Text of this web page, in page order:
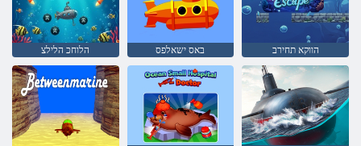
הלוחכ הלילצ באס ישאלפס הווקא תחירב